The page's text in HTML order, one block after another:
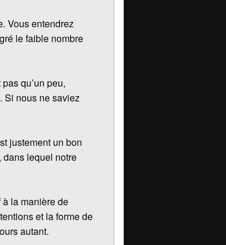
Vous entendrez
le faible nombre
qu’un peu,
Si nous ne saviez
justement un bon
dans lequel notre
la manière de
et la forme de
autant.